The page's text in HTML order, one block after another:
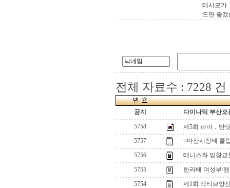
테사모가
으면 좋
전체 자료수 : 7228 건
공지
다이나믹 부산오
5758
제5회 파마 ․ 반
5757
<마산시장배 클
5756
테니스화 밑창교
5755
한라배 여성부/
5754
제1회 액티브양